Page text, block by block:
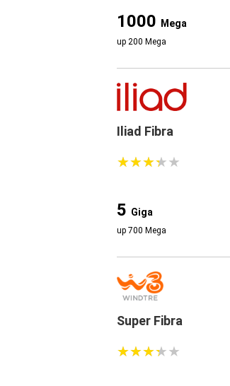
1000 Mega
up 200 Mega
Iliad Fibra
★★★★★
★★★★★
5 Giga
up 700 Mega
Super Fibra
★★★★★
★★★★★